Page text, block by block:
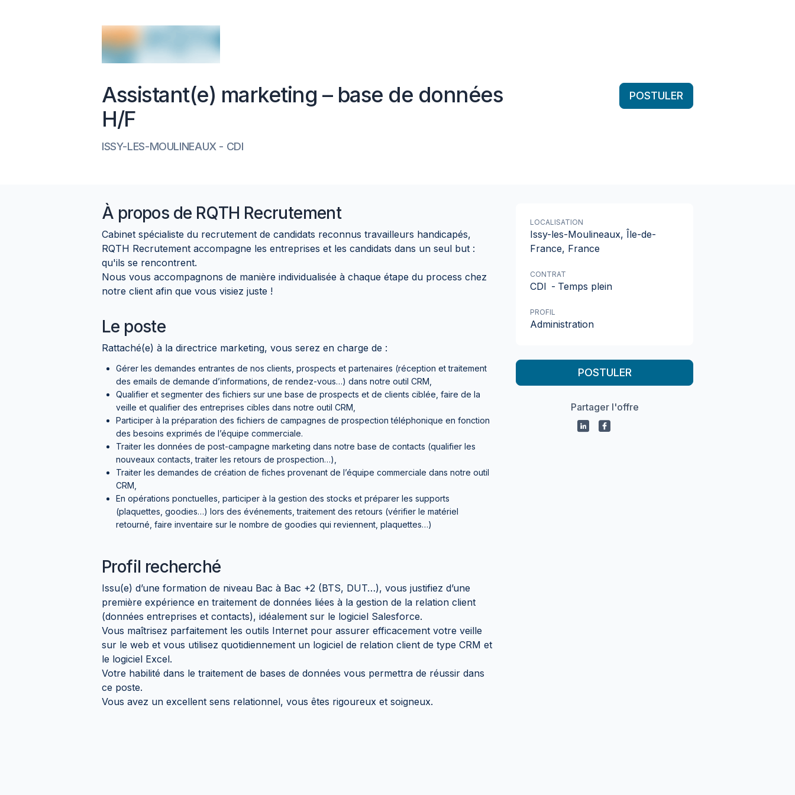
Assistant(e) marketing – base de données
H/F
ISSY-LES-MOULINEAUX - CDI
POSTULER
À propos de RQTH Recrutement
Cabinet spécialiste du recrutement de candidats reconnus travailleurs handicapés,
RQTH Recrutement accompagne les entreprises et les candidats dans un seul but :
qu'ils se rencontrent.
Nous vous accompagnons de manière individualisée à chaque étape du process chez
notre client afin que vous visiez juste !
Le poste
Rattaché(e) à la directrice marketing, vous serez en charge de :
Gérer les demandes entrantes de nos clients, prospects et partenaires (réception et traitement
des emails de demande d’informations, de rendez-vous…) dans notre outil CRM,
Qualifier et segmenter des fichiers sur une base de prospects et de clients ciblée, faire de la
veille et qualifier des entreprises cibles dans notre outil CRM,
Participer à la préparation des fichiers de campagnes de prospection téléphonique en fonction
des besoins exprimés de l’équipe commerciale.
Traiter les données de post-campagne marketing dans notre base de contacts (qualifier les
nouveaux contacts, traiter les retours de prospection…),
Traiter les demandes de création de fiches provenant de l’équipe commerciale dans notre outil
CRM,
En opérations ponctuelles, participer à la gestion des stocks et préparer les supports
(plaquettes, goodies…) lors des événements, traitement des retours (vérifier le matériel
retourné, faire inventaire sur le nombre de goodies qui reviennent, plaquettes…)
Profil recherché
Issu(e) d’une formation de niveau Bac à Bac +2 (BTS, DUT…), vous justifiez d’une
première expérience en traitement de données liées à la gestion de la relation client
(données entreprises et contacts), idéalement sur le logiciel Salesforce.
Vous maîtrisez parfaitement les outils Internet pour assurer efficacement votre veille
sur le web et vous utilisez quotidiennement un logiciel de relation client de type CRM et
le logiciel Excel.
Votre habilité dans le traitement de bases de données vous permettra de réussir dans
ce poste.
Vous avez un excellent sens relationnel, vous êtes rigoureux et soigneux.
LOCALISATION
Issy-les-Moulineaux, Île-de-
France, France
CONTRAT
CDI - Temps plein
PROFIL
Administration
POSTULER
Partager l'offre